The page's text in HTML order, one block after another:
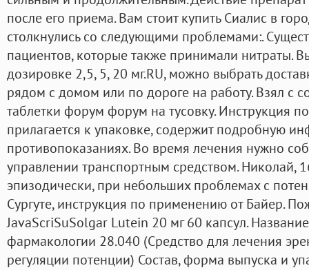
после его приема. Вам стоит купить Сиалис в
столкнулись со следующими проблемами:.
пациентов, которые также принимали нитраты.
дозировке 2,5, 5, 20 мг.RU, можно выбрать
рядом с домом или по дороге на работу. Взял с
таблетки форум форум на тусовку. Инструкция
прилагается к упаковке, содержит подробную
противопоказаниях. Во время лечения нужно
управлении транспортным средством. Николай,
эпизодически, при небольших проблемах с
Сургуте, инструкция по применению от Байер.
JavaScriSuSolgar Lutein 20 мг 60 капсул.
фармакологии 28.040 (Средство для лечения
регуляции потенции) Состав, форма выпуска и